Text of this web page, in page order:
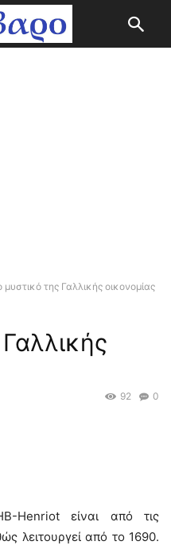
μυστικό της Γαλλικής οικονομίας
0
92
Ηenriot είναι από τις
λειτουργεί από το 1690.